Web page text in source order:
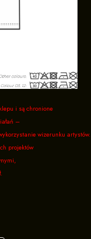
i są chronione
–
wizerunku artystów.
projektów